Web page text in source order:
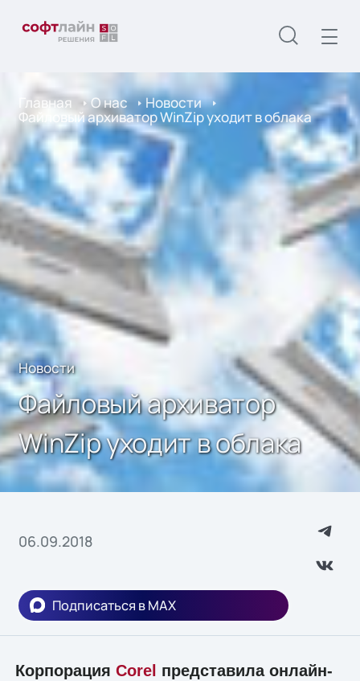
Главная О нас Новости
Файловый архиватор WinZip уходит в облака
Новости
Файловый архиватор
WinZip уходит в облака
06.09.2018
Подписаться в MAX
Корпорация Corel представила онлайн-